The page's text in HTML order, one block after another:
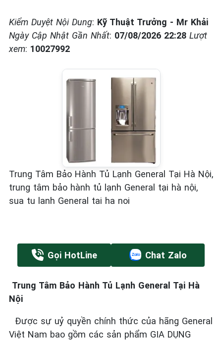
Kiểm Duyệt Nội Dung: Kỹ Thuật Trưởng - Mr Khải
Ngày Cập Nhật Gần Nhất: 07/08/2026 22:28 Lượt
xem: 10027992
Trung Tâm Bảo Hành Tủ Lạnh General Tại Hà Nội,
trung tâm bảo hành tủ lạnh General tại hà nội,
sua tu lanh General tai ha noi
Gọi HotLine Chat Zalo
Trung Tâm Bảo Hành Tủ Lạnh General Tại Hà
Nội
Được sự uỷ quyền chính thức của hãng General
Việt Nam bao gồm các sản phẩm GIA DỤNG